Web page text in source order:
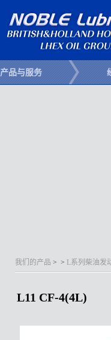
产品与服务
我们的产品 > > L系列柴油发
L11 CF-4(4L)